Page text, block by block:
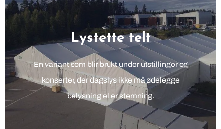
Lystette telt
En variant som blir brukt under utstillinger og
konserter, der dagslys ikke må ødelegge
belysning eller stemning.